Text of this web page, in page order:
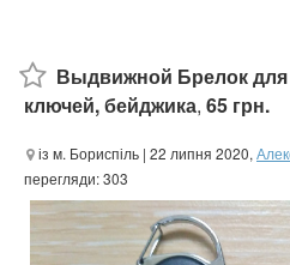
Выдвижной Брелок
ключей, бейджика, 65 грн.
із м. Бориспіль | 22 липня 2020,
перегляди: 303